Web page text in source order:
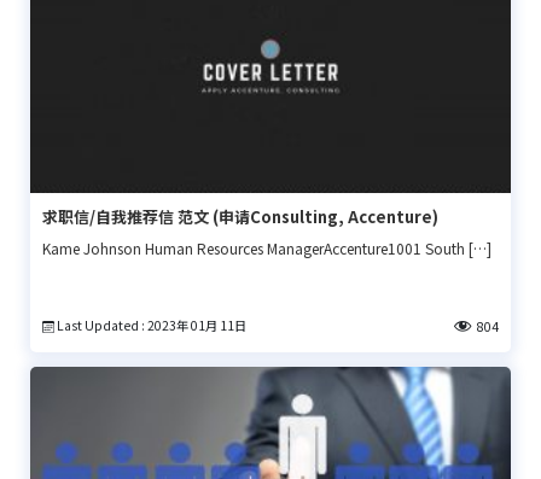
求职信/自我推荐信 范文 (申请Consulting, Accenture)
Kame Johnson Human Resources ManagerAccenture1001 South […]
Last Updated : 2023年 01月 11日 804